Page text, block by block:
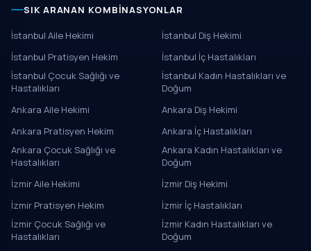
SIK ARANAN KOMBINASYONLAR
İstanbul Aile Hekimi
İstanbul Diş Hekimi
İstanbul Pratisyen Hekim
İstanbul İç Hastalıkları
İstanbul Çocuk Sağlığı ve
Hastalıkları
İstanbul Kadın Hastalıkları ve
Doğum
Ankara Aile Hekimi
Ankara Diş Hekimi
Ankara Pratisyen Hekim
Ankara İç Hastalıkları
Ankara Çocuk Sağlığı ve
Hastalıkları
Ankara Kadın Hastalıkları ve
Doğum
İzmir Aile Hekimi
İzmir Diş Hekimi
İzmir Pratisyen Hekim
İzmir İç Hastalıkları
İzmir Çocuk Sağlığı ve
Hastalıkları
İzmir Kadın Hastalıkları ve
Doğum